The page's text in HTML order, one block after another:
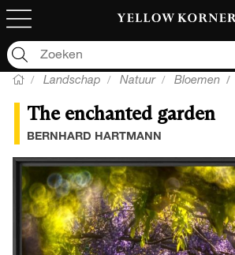
Landschap Natuur Bloemen
The enchanted garden
BERNHARD HARTMANN